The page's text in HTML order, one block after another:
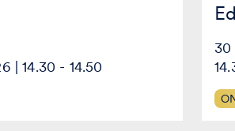
| 14.30 - 14.50
30